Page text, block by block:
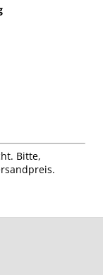
Bitte,